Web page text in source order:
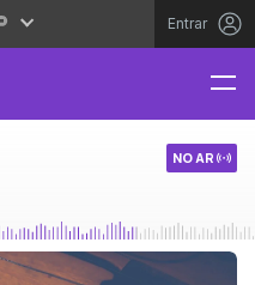
Entrar
NO AR